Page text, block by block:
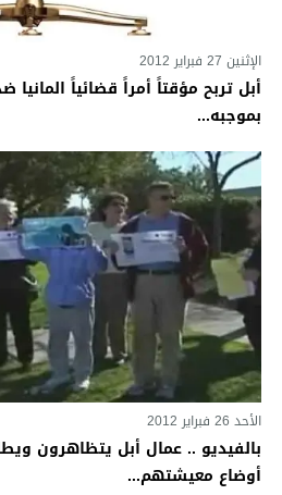
الإثنين 27 فبراير 2012
أبل تربح مؤقتاً أمراً قضائياً
بموجبه...
الأحد 26 فبراير 2012
بالفيديو .. عمال أبل يتظاهرون
أوضاع معيشتهم...